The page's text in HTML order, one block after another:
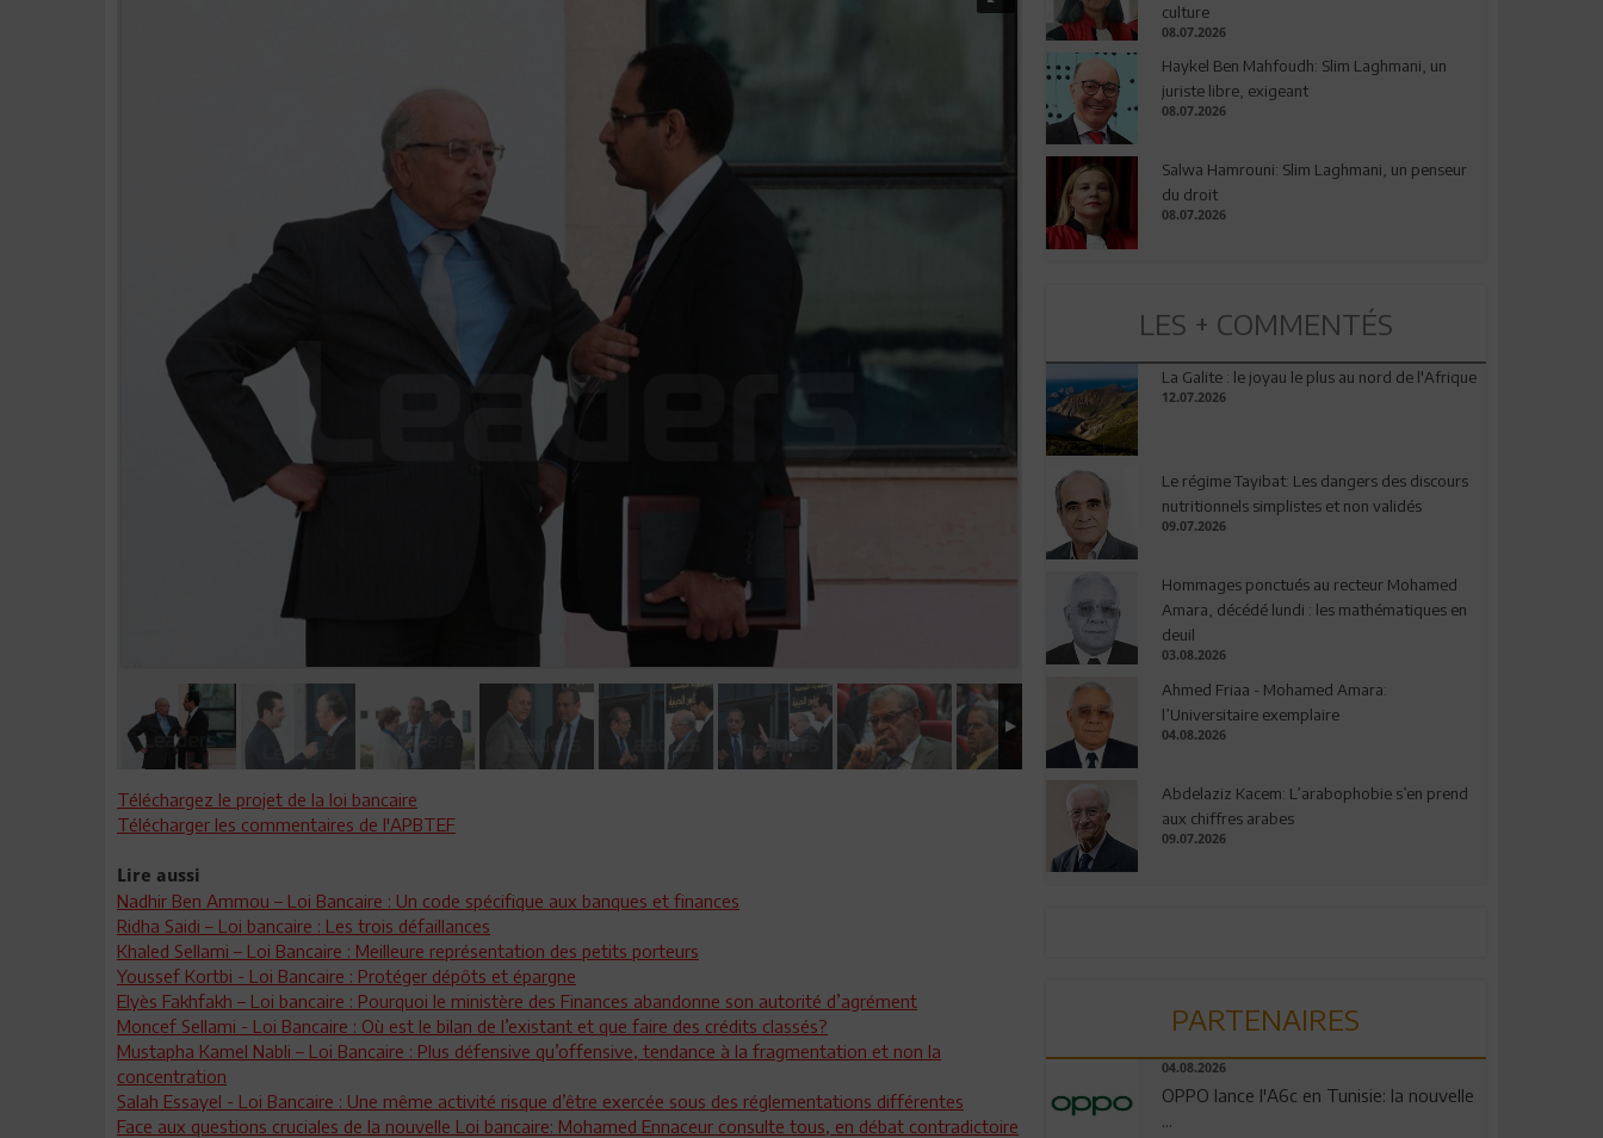
Téléchargez le projet de la loi bancaire
Télécharger les commentaires de l'APBTEF
Lire aussi
Nadhir Ben Ammou – Loi Bancaire : Un code spécifique aux banques et finances
Ridha Saidi – Loi bancaire : Les trois défaillances
Khaled Sellami – Loi Bancaire : Meilleure représentation des petits porteurs
Youssef Kortbi - Loi Bancaire : Protéger dépôts et épargne
Elyès Fakhfakh – Loi bancaire : Pourquoi le ministère des Finances abandonne son autorité d’agrément
Moncef Sellami - Loi Bancaire : Où est le bilan de l’existant et que faire des crédits classés?
Mustapha Kamel Nabli – Loi Bancaire : Plus défensive qu’offensive, tendance à la fragmentation et non la
concentration
Salah Essayel - Loi Bancaire : Une même activité risque d’être exercée sous des réglementations différentes
Face aux questions cruciales de la nouvelle Loi bancaire: Mohamed Ennaceur consulte tous, en débat contradictoire
culture
08.07.2026
Haykel Ben Mahfoudh: Slim Laghmani, un
juriste libre, exigeant
08.07.2026
Salwa Hamrouni: Slim Laghmani, un penseur
du droit
08.07.2026
LES + COMMENTÉS
La Galite : le joyau le plus au nord de l'Afrique
12.07.2026
Le régime Tayibat: Les dangers des discours
nutritionnels simplistes et non validés
09.07.2026
Hommages ponctués au recteur Mohamed
Amara, décédé lundi : les mathématiques en
deuil
03.08.2026
Ahmed Friaa - Mohamed Amara:
l’Universitaire exemplaire
04.08.2026
Abdelaziz Kacem: L’arabophobie s’en prend
aux chiffres arabes
09.07.2026
PARTENAIRES
04.08.2026
OPPO lance l'A6c en Tunisie: la nouvelle
...